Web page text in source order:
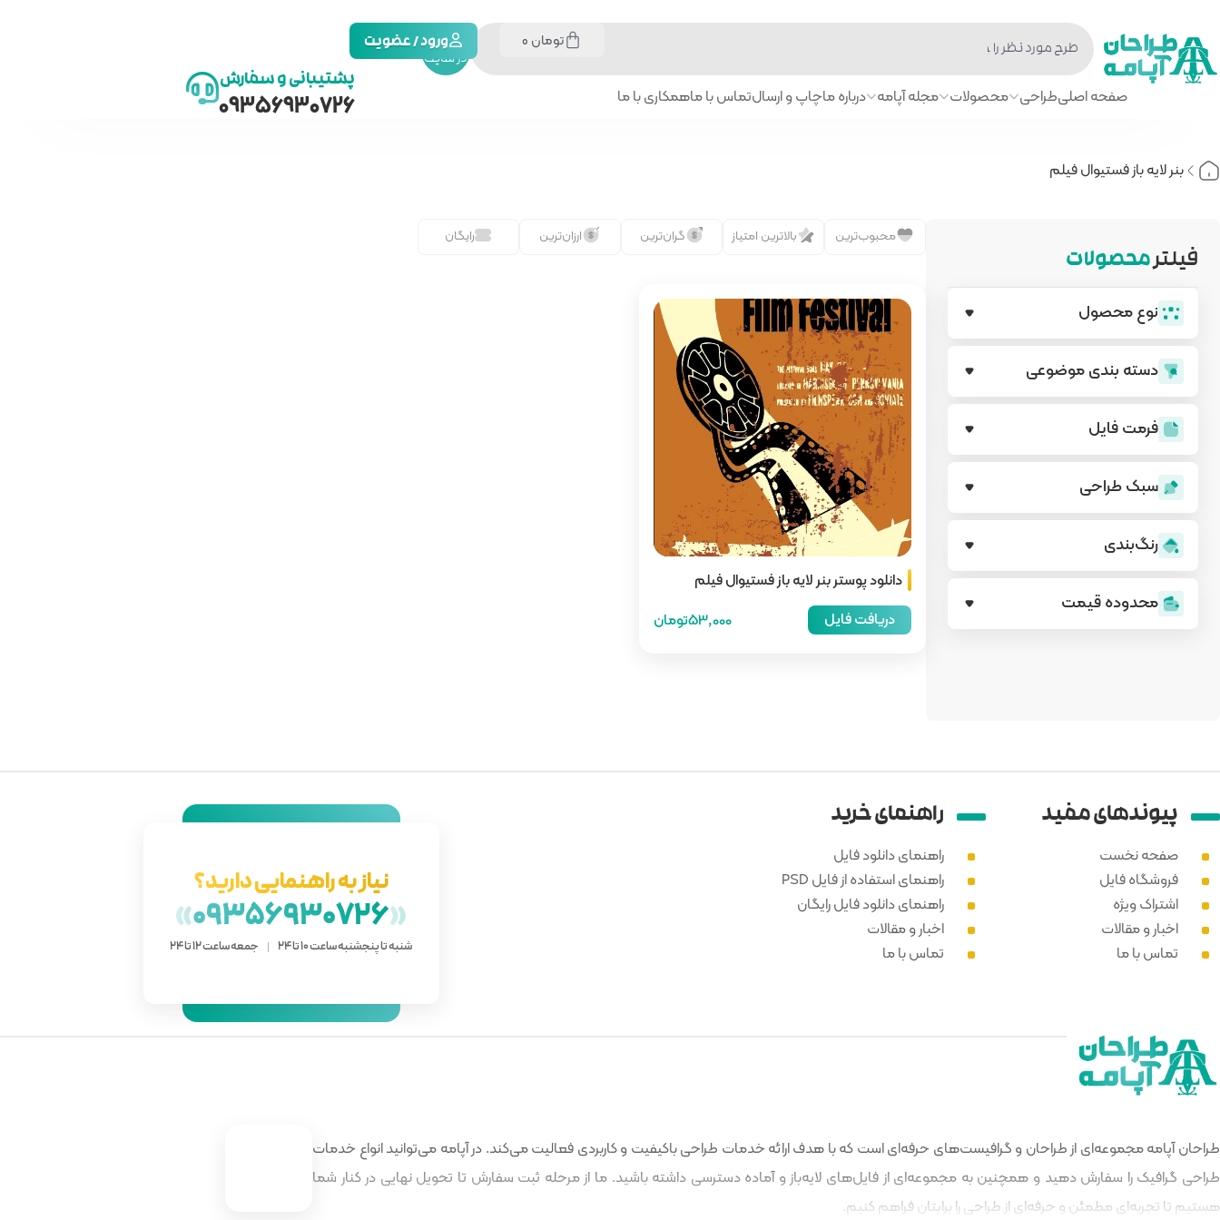
جستجو
در سایت
تومان ورود / عضویت
صفحه اصلیطراحی محصولات مجله آپامه درباره ماچاپ و ارسالتماس با ماهمکاری با ما
پشتیبانی و سفارش
09356930726
بنر لایه باز فستیوال فیلم
فیلترمحصولات
نوع محصول
دسته بندی‌ موضوعی
فرمت فایل
سبک طراحی
رنگ‌بندی
محدوده قیمت
محبوب‌ترین بالاترین امتیاز گران‌ترین ارزان‌ترین رایگان
دانلود پوستر بنر لایه باز فستیوال فیلم
دریافت فایل
53,000تومان
پیوند‌های مفید
صفحه نخست
فروشگاه فایل
اشتراک ویژه
اخبار و مقالات
تماس با ما
راهنمای خرید
راهنمای دانلود فایل
راهنمای استفاده از فایل PSD
راهنمای دانلود فایل رایگان
اخبار و مقالات
تماس با ما
نیاز به راهنمایی دارید؟
«
09356930726
»
شنبه تا پنجشنبه ساعت 10 تا 24 جمعه ساعت 12 تا 24
طراحان آپامه مجموعه‌ای از طراحان و گرافیست‌های حرفه‌ای است که با هدف ارائه خدمات طراحی باکیفیت و کاربردی فعالیت می‌کند. در آپامه می‌توانید انواع خدمات
طراحی گرافیک را سفارش دهید و همچنین به مجموعه‌ای از فایل‌های لایه‌باز و آماده دسترسی داشته باشید. ما از مرحله ثبت سفارش تا تحویل نهایی در کنار شما
هستیم تا تجربه‌ای مطمئن و حرفه‌ای از طراحی را برایتان فراهم کنیم.